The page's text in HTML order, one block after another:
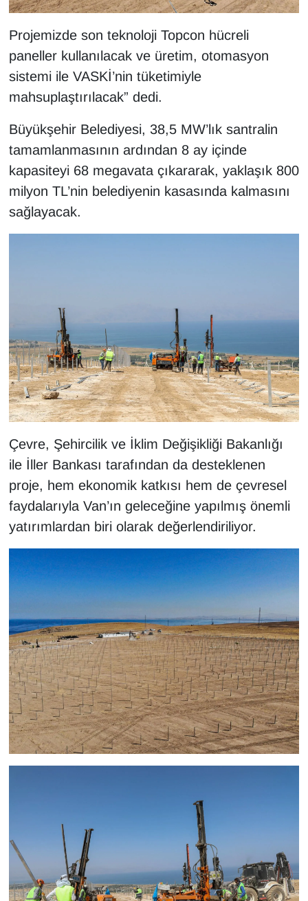
Projemizde son teknoloji Topcon hücreli
paneller kullanılacak ve üretim, otomasyon
sistemi ile VASKİ’nin tüketimiyle
mahsuplaştırılacak” dedi.
Büyükşehir Belediyesi, 38,5 MW’lık santralin
tamamlanmasının ardından 8 ay içinde
kapasiteyi 68 megavata çıkararak, yaklaşık 800
milyon TL’nin belediyenin kasasında kalmasını
sağlayacak.
Çevre, Şehircilik ve İklim Değişikliği Bakanlığı
ile İller Bankası tarafından da desteklenen
proje, hem ekonomik katkısı hem de çevresel
faydalarıyla Van’ın geleceğine yapılmış önemli
yatırımlardan biri olarak değerlendiriliyor.